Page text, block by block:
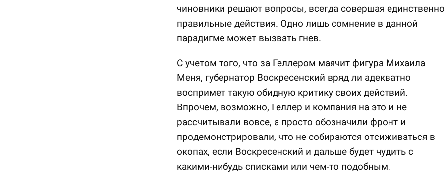
чиновники решают вопросы, всегда совершая единственно
правильные действия. Одно лишь сомнение в данной
парадигме может вызвать гнев.
С учетом того, что за Геллером маячит фигура Михаила
Меня, губернатор Воскресенский вряд ли адекватно
воспримет такую обидную критику своих действий.
Впрочем, возможно, Геллер и компания на это и не
рассчитывали вовсе, а просто обозначили фронт и
продемонстрировали, что не собираются отсиживаться в
окопах, если Воскресенский и дальше будет чудить с
какими-нибудь списками или чем-то подобным.